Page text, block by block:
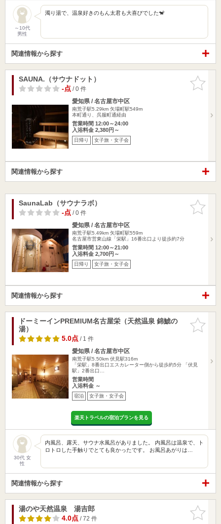
～10代
男性
濁り湯で、温泉好きのもん太君も大喜びでした🐒
関連情報から探す
お気に入
りに追加
SAUNA.（サウナドット）
-点/ 0 件
愛知県 / 名古屋市中区
南荒子駅5.29km 矢場町駅549m
本町通り、呉服町通経由
営業時間 12:00～24:00
入浴料金 2,380円～
日帰り 女子旅・女子会
関連情報から探す
お気に入
りに追加
SaunaLab（サウナラボ）
-点/ 0 件
愛知県 / 名古屋市中区
南荒子駅5.49km 矢場町駅559m
名古屋市営東山線「栄駅」16番出口より徒歩約7分
営業時間 12:00～21:00
入浴料金 2,700円～
日帰り 女子旅・女子会
関連情報から探す
お気に入
りに追加
ドーミーインPREMIUM名古屋栄（天然温泉 錦鯱の
湯）
5.0点/ 1 件
愛知県 / 名古屋市中区
南荒子駅5.50km 伏見駅316m
「栄駅」8番出口エスカレーター側から徒歩約5分 「伏見
駅」2番出口…
営業時間
入浴料金 ～
宿泊 女子旅・女子会
楽天トラベルの宿泊プランを見る
30代 女
性
内風呂、露天、サウナ水風呂がありました。 内風呂は温泉で、ト
ロトロした手触りでとても良かったです。 お風呂あがりは…
関連情報から探す
お気に入
りに追加
湯のや天然温泉 湯吉郎
4.0点/ 72 件